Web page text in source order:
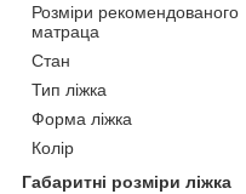
Розміри рекомендованого
матраца
Стан
Тип ліжка
Форма ліжка
Колір
Габаритні розміри ліжка